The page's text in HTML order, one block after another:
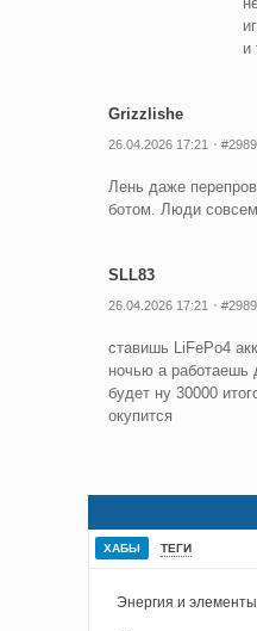
и
Grizzlishe
26.04.2026 17:21
Лень даже
ботом. Люди
SLL83
26.04.2026 17:21
ставишь LiFePo4
ночью а работаешь
будет ну 30000
окупится
ХАБЫ ТЕГИ
Энергия и